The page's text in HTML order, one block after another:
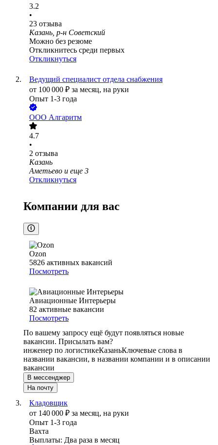
3.2
•
23 отзыва
Казань, р-н Советский
Можно без резюме
Откликнитесь среди первых
Откликнуться
Ведущий специалист отдела снабжения
от 100 000 ₽ за месяц, на руки
Опыт 1-3 года
ООО Алгаритм
4.7
•
2 отзыва
Казань
Аметьево и еще 3
Откликнуться
Компании для вас
Ozon
5826 активных вакансий
Посмотреть
Авиационные Интерьеры
82 активные вакансии
Посмотреть
По вашему запросу ещё будут появляться новые
вакансии. Присылать вам?
инженер по логистикеКазаньКлючевые слова в
названии вакансии, в названии компании и в описании
вакансии
В мессенджер
На почту
Кладовщик
от 140 000 ₽ за месяц, на руки
Опыт 1-3 года
Вахта
Выплаты: Два раза в месяц